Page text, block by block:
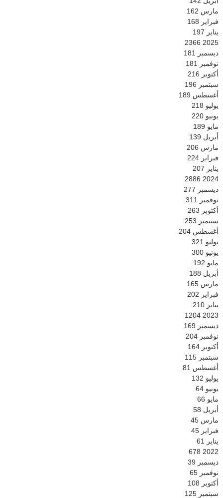
مارس 162
فبراير 168
يناير 197
2025
2366
ديسمبر
181
نوفمبر
181
أكتوبر 216
سبتمبر 196
أغسطس 189
يوليو 218
يونيو 220
مايو 189
أبريل 139
مارس 206
فبراير 224
يناير 207
2024
2886
ديسمبر 277
نوفمبر
311
أكتوبر 263
سبتمبر 253
أغسطس 204
يوليو 321
يونيو 300
مايو 192
أبريل 188
مارس 165
فبراير 202
يناير 210
2023
1204
ديسمبر 169
نوفمبر 204
أكتوبر 164
سبتمبر 115
أغسطس 81
يوليو 132
يونيو 64
مايو 66
أبريل 58
مارس 45
فبراير 45
يناير
61
2022
678
ديسمبر 39
نوفمبر 65
أكتوبر 108
سبتمبر 125